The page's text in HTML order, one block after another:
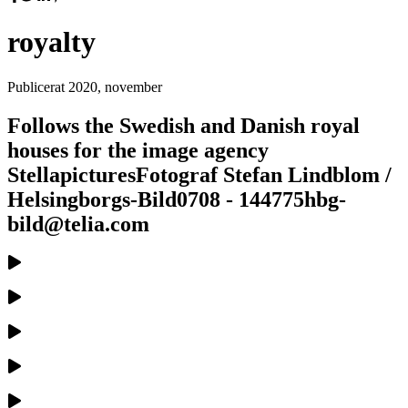
royalty
Publicerat 2020, november
Follows the Swedish and Danish royal
houses for the image agency
StellapicturesFotograf Stefan Lindblom /
Helsingborgs-Bild0708 - 144775hbg-
bild@telia.com